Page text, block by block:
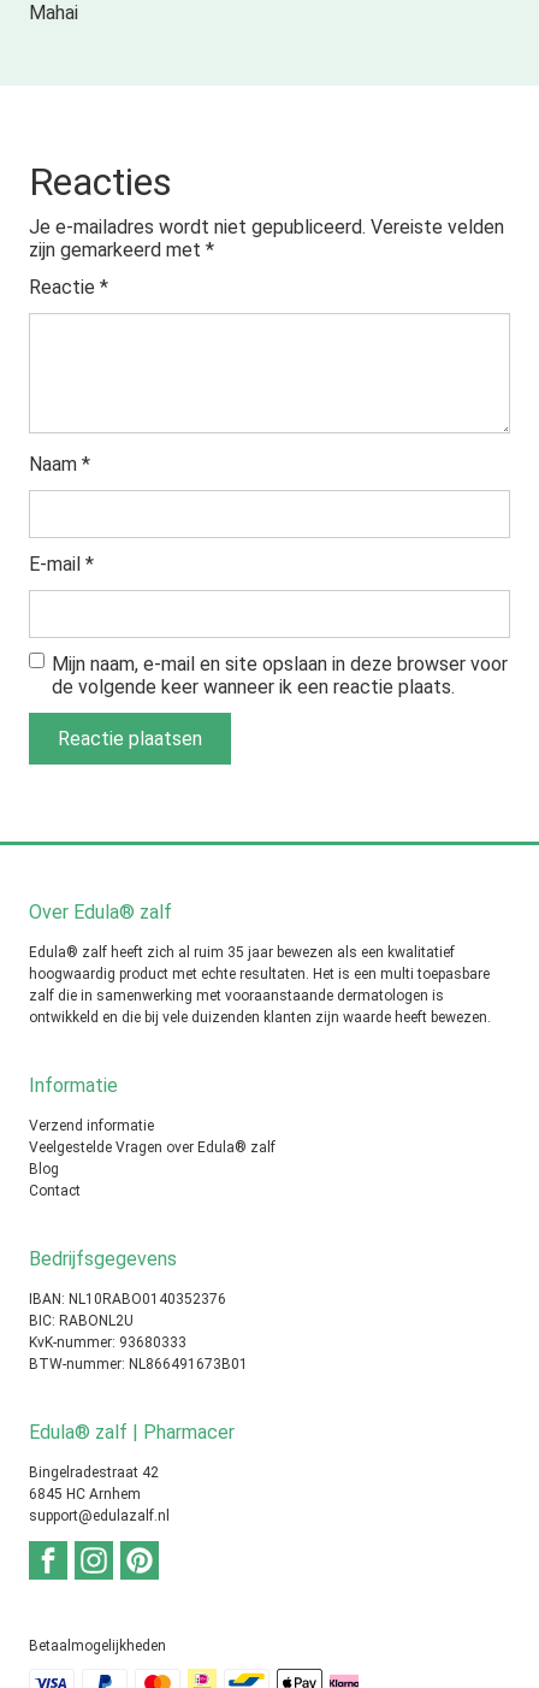
Mahai
Reacties
Je e-mailadres wordt niet gepubliceerd. Vereiste velden
zijn gemarkeerd met *
Reactie *
Naam *
E-mail *
Mijn naam, e-mail en site opslaan in deze browser voor
de volgende keer wanneer ik een reactie plaats.
Over Edula® zalf
Edula® zalf heeft zich al ruim 35 jaar bewezen als een kwalitatief
hoogwaardig product met echte resultaten. Het is een multi toepasbare
zalf die in samenwerking met vooraanstaande dermatologen is
ontwikkeld en die bij vele duizenden klanten zijn waarde heeft bewezen.
Informatie
Verzend informatie
Veelgestelde Vragen over Edula® zalf
Blog
Contact
Bedrijfsgegevens
IBAN: NL10RABO0140352376
BIC: RABONL2U
KvK-nummer: 93680333
BTW-nummer: NL866491673B01
Edula® zalf | Pharmacer
Bingelradestraat 42
6845 HC Arnhem
support@edulazalf.nl
Betaalmogelijkheden